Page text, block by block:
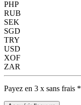
PHP
RUB
SEK
SGD
TRY
USD
XOF
ZAR
Payez en 3 x sans frais *